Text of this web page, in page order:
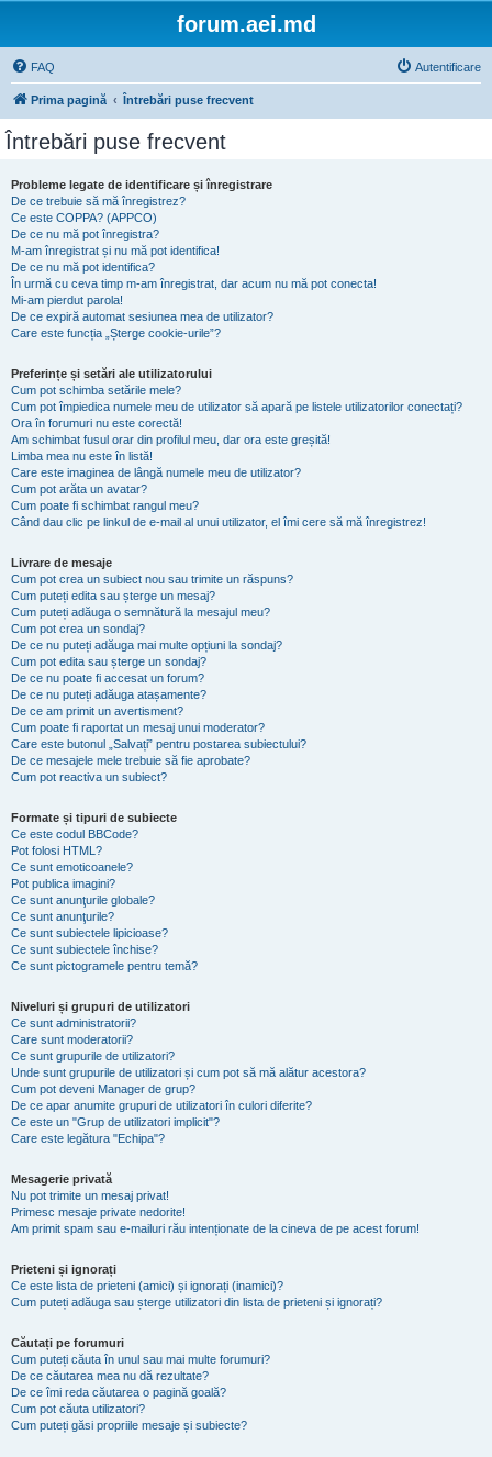
forum.aei.md
FAQ Autentificare
Prima pagină Întrebări puse frecvent
Întrebări puse frecvent
Probleme legate de identificare și înregistrare
De ce trebuie să mă înregistrez?
Ce este COPPA? (APPCO)
De ce nu mă pot înregistra?
M-am înregistrat și nu mă pot identifica!
De ce nu mă pot identifica?
În urmă cu ceva timp m-am înregistrat, dar acum nu mă pot conecta!
Mi-am pierdut parola!
De ce expiră automat sesiunea mea de utilizator?
Care este funcția „Șterge cookie-urile”?
Preferințe și setări ale utilizatorului
Cum pot schimba setările mele?
Cum pot împiedica numele meu de utilizator să apară pe listele utilizatorilor conectați?
Ora în forumuri nu este corectă!
Am schimbat fusul orar din profilul meu, dar ora este greșită!
Limba mea nu este în listă!
Care este imaginea de lângă numele meu de utilizator?
Cum pot arăta un avatar?
Cum poate fi schimbat rangul meu?
Când dau clic pe linkul de e-mail al unui utilizator, el îmi cere să mă înregistrez!
Livrare de mesaje
Cum pot crea un subiect nou sau trimite un răspuns?
Cum puteți edita sau șterge un mesaj?
Cum puteți adăuga o semnătură la mesajul meu?
Cum pot crea un sondaj?
De ce nu puteți adăuga mai multe opțiuni la sondaj?
Cum pot edita sau șterge un sondaj?
De ce nu poate fi accesat un forum?
De ce nu puteți adăuga atașamente?
De ce am primit un avertisment?
Cum poate fi raportat un mesaj unui moderator?
Care este butonul „Salvați” pentru postarea subiectului?
De ce mesajele mele trebuie să fie aprobate?
Cum pot reactiva un subiect?
Formate și tipuri de subiecte
Ce este codul BBCode?
Pot folosi HTML?
Ce sunt emoticoanele?
Pot publica imagini?
Ce sunt anunţurile globale?
Ce sunt anunţurile?
Ce sunt subiectele lipicioase?
Ce sunt subiectele închise?
Ce sunt pictogramele pentru temă?
Niveluri și grupuri de utilizatori
Ce sunt administratorii?
Care sunt moderatorii?
Ce sunt grupurile de utilizatori?
Unde sunt grupurile de utilizatori și cum pot să mă alătur acestora?
Cum pot deveni Manager de grup?
De ce apar anumite grupuri de utilizatori în culori diferite?
Ce este un "Grup de utilizatori implicit"?
Care este legătura "Echipa"?
Mesagerie privată
Nu pot trimite un mesaj privat!
Primesc mesaje private nedorite!
Am primit spam sau e-mailuri rău intenționate de la cineva de pe acest forum!
Prieteni și ignorați
Ce este lista de prieteni (amici) și ignorați (inamici)?
Cum puteți adăuga sau șterge utilizatori din lista de prieteni și ignorați?
Căutați pe forumuri
Cum puteți căuta în unul sau mai multe forumuri?
De ce căutarea mea nu dă rezultate?
De ce îmi reda căutarea o pagină goală?
Cum pot căuta utilizatori?
Cum puteți găsi propriile mesaje și subiecte?